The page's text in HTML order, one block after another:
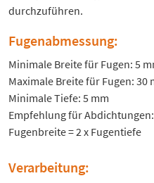
durchzuführen.
Fugenabmessung:
Minimale Breite für Fugen: 5
Maximale Breite für Fugen: 30
Minimale Tiefe: 5 mm
Empfehlung für Abdichtungen:
Fugenbreite = 2 x Fugentiefe
Verarbeitung: